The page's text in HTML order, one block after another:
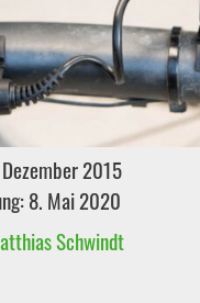
2015
8. Mai 2020
Schwindt